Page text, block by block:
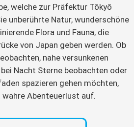
welche zur Präfektur Tōkyō
unberührte Natur, wunderschöne
Flora und Fauna, die
von Japan geben werden. Ob
nahe versunkenen
Nacht Sterne beobachten oder
spazieren gehen möchten,
Abenteuerlust auf.